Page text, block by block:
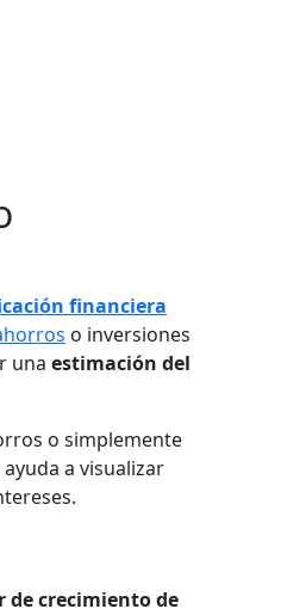
financiera
o inversiones
una estimación del
o simplemente
a visualizar
de crecimiento de